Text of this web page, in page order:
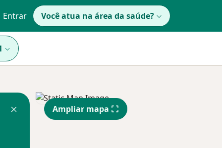
Entrar Você atua na área da saúde?
Ampliar mapa